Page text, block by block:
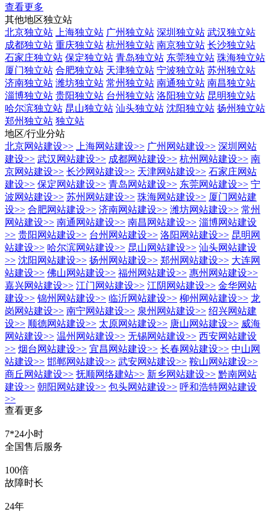
查看更多
其他地区独立站
北京独立站
上海独立站 广州独立站 深圳独立站 武汉独立站
成都独立站 重庆独立站 杭州独立站 南京独立站 长沙独立站
石家庄独立站 保定独立站 青岛独立站 东莞独立站 珠海独立站
厦门独立站 合肥独立站 天津独立站 宁波独立站 苏州独立站
济南独立站 潍坊独立站 常州独立站 南通独立站 南昌独立站
淄博独立站 贵阳独立站 台州独立站 洛阳独立站 昆明独立站
哈尔滨独立站 昆山独立站 汕头独立站 沈阳独立站 扬州独立站
郑州独立站 独立站
地区/行业分站
北京网站建设>> 上海网站建设>> 广州网站建设>> 深圳网站
建设>> 武汉网站建设>> 成都网站建设>> 杭州网站建设>> 南
京网站建设>> 长沙网站建设>> 天津网站建设>> 石家庄网站
建设>> 保定网站建设>> 青岛网站建设>> 东莞网站建设>> 宁
波网站建设>> 苏州网站建设>> 珠海网站建设>> 厦门网站建
设>> 合肥网站建设>> 济南网站建设>> 潍坊网站建设>> 常州
网站建设>> 南通网站建设>> 南昌网站建设>> 淄博网站建设
>> 贵阳网站建设>> 台州网站建设>> 洛阳网站建设>> 昆明网
站建设>> 哈尔滨网站建设>> 昆山网站建设>> 汕头网站建设
>> 沈阳网站建设>> 扬州网站建设>> 郑州网站建设>> 大连网
站建设>> 佛山网站建设>> 福州网站建设>> 惠州网站建设>>
嘉兴网站建设>> 江门网站建设>> 江阴网站建设>> 金华网站
建设>> 锦州网站建设>> 临沂网站建设>> 柳州网站建设>> 龙
岗网站建设>> 南宁网站建设>> 泉州网站建设>> 绍兴网站建
设>> 顺德网站建设>> 太原网站建设>> 唐山网站建设>> 威海
网站建设>> 温州网站建设>> 无锡网站建设>> 西安网站建设
>> 烟台网站建设>> 宜昌网站建设>> 长春网站建设>> 中山网
站建设>> 邯郸网站建设>> 武安网站建设>> 鞍山网站建设>>
商丘网站建设>> 抚顺网络建站>> 新乡网站建设>> 黔南网站
建设>> 朝阳网站建设>> 包头网站建设>> 呼和浩特网站建设
>>
查看更多
7*24小时
全国售后服务
100倍
故障时长
24年